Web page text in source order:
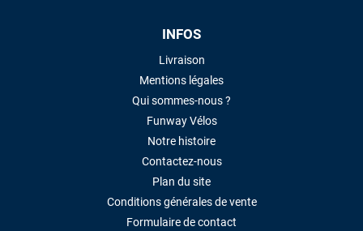
INFOS
Livraison
Mentions légales
Qui sommes-nous ?
Funway Vélos
Notre histoire
Contactez-nous
Plan du site
Conditions générales de vente
Formulaire de contact